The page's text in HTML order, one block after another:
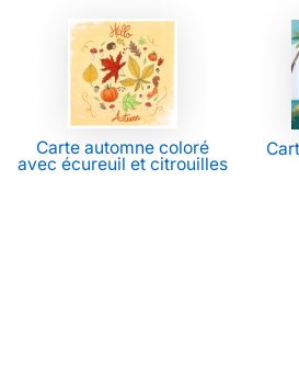
Carte automne coloré
avec écureuil et citrouilles